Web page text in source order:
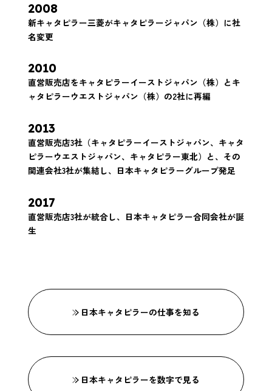
2008
新キャタピラー三菱がキャタピラージャパン（株）に社
名変更
2010
直営販売店をキャタピラーイーストジャパン（株）とキ
ャタピラーウエストジャパン（株）の2社に再編
2013
直営販売店3社（キャタピラーイーストジャパン、キャタ
ピラーウエストジャパン、キャタピラー東北）と、その
関連会社3社が集結し、日本キャタピラーグループ発足
2017
直営販売店3社が統合し、日本キャタピラー合同会社が誕
生
日本キャタピラーの仕事を知る
日本キャタピラーを数字で見る